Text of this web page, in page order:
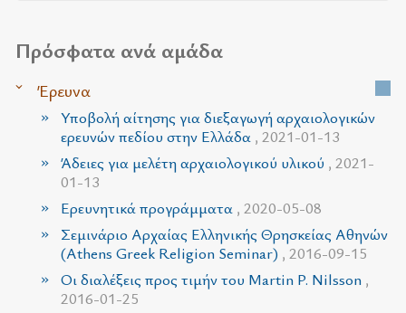
Πρόσφατα ανά αμάδα
Έρευνα
Υποβολή αίτησης για διεξαγωγή αρχαιολογικών
ερευνών πεδίου στην Ελλάδα , 2021-01-13
Άδειες για μελέτη αρχαιολογικού υλικού , 2021-
01-13
Ερευνητικά προγράμματα , 2020-05-08
Σεμινάριο Αρχαίας Ελληνικής Θρησκείας Αθηνών
(Athens Greek Religion Seminar) , 2016-09-15
Οι διαλέξεις προς τιμήν του Martin P. Nilsson ,
2016-01-25